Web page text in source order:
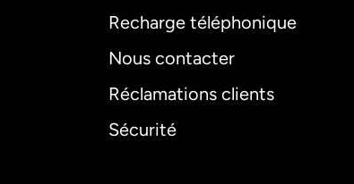
Recharge téléphonique
Nous contacter
Réclamations clients
Sécurité